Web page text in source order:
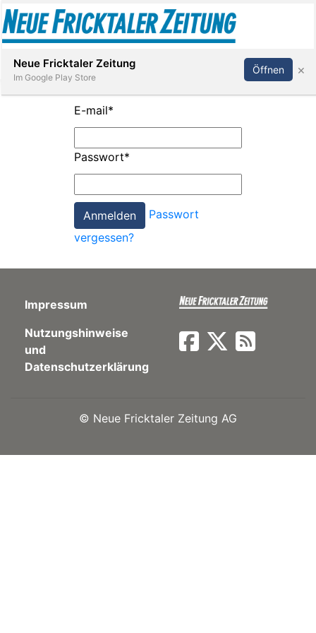
Paper
App
Abonnieren Anmelden
E-mail*
Passwort*
Passwort
vergessen?
Impressum
Nutzungshinweise
und
Datenschutzerklärung
© Neue Fricktaler Zeitung AG
Neue Fricktaler Zeitung
Im Google Play Store
Öffnen ×